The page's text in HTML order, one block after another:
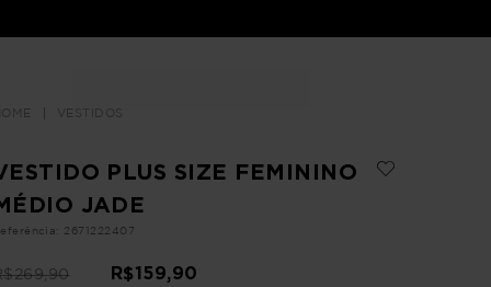
VESTIDOS
PLUS SIZE FEMININO
JADE
: 2671222407
269,90 R$159,90